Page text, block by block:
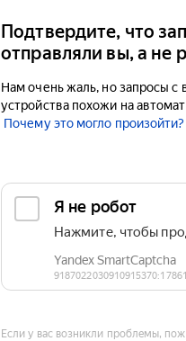
Подтвердите, что
отправляли вы, а не
Нам очень жаль, но запросы с
устройства похожи на
Почему это могло произойти?
Если у вас возникли проблемы,